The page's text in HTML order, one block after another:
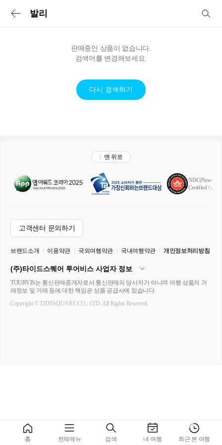
발리
판매중인 상품이 없습니다.
검색어를 변경해보세요.
다시 검색하기